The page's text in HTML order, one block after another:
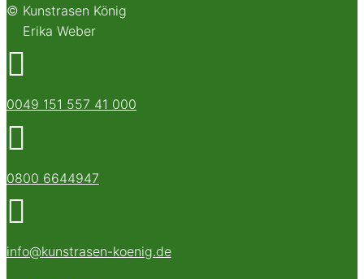
© Kunstrasen König
Erika Weber

0049 151 557 41 000

0800 6644947

info@kunstrasen-koenig.de